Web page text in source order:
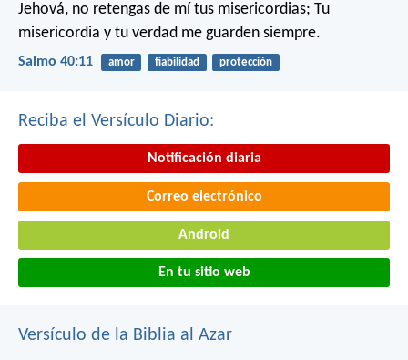
Jehová, no retengas de mí tus misericordias; Tu
misericordia y tu verdad me guarden siempre.
Salmo 40:11 amor fiabilidad protección
Reciba el Versículo Diario:
Notificación diaria
Correo electrónico
Android
En tu sitio web
Versículo de la Biblia al Azar